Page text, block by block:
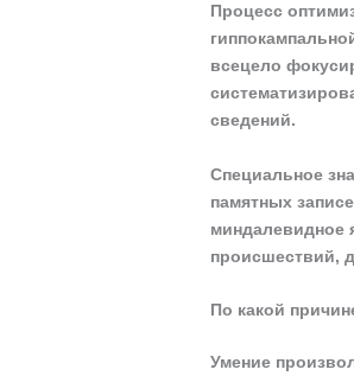
Процесс
всецело
сведений.
Специальное
памятных
миндалевидное
происшествий,
По какой
Умение